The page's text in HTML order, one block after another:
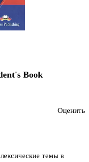
темы в
Book
Оценить